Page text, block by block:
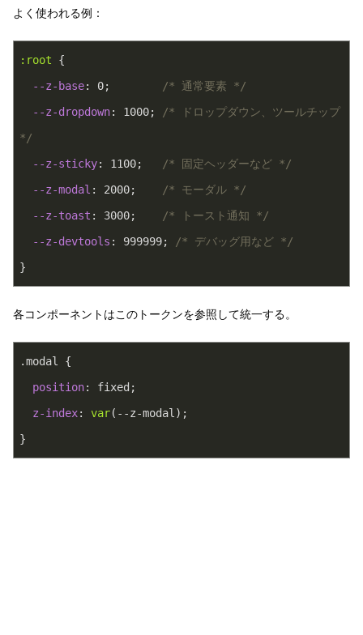
よく使われる例：
:root {
--z-base: 0;
/* 通常要素 */
--z-dropdown: 1000;
/* ドロップダウン、ツールチップ
*/
--z-sticky: 1100;
/* 固定ヘッダーなど */
--z-modal : 2000;
/* モーダル */
--z-toast : 3000;
/* トースト通知 */
--z-devtools : 999999;
/* デバッグ用など */
}
各コンポーネントはこのトークンを参照して統一する。
.modal {
position: fixed;
z-index: var(--z-modal);
}